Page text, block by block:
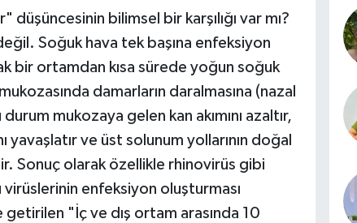
düşüncesinin bilimsel bir karşılığı var mı?
Soğuk hava tek başına enfeksiyon
bir ortamdan kısa sürede yoğun soğuk
damarların daralmasına (nazal
mukozaya gelen kan akımını azaltır,
ve üst solunum yollarının doğal
Sonuç olarak özellikle rhinovirüs gibi
enfeksiyon oluşturması
getirilen "İç ve dış ortam arasında 10